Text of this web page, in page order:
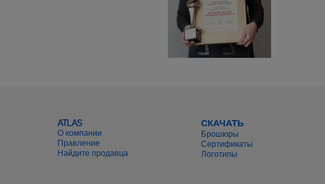
ATLAS
О компании
Правление
Найдите продавца
СКАЧАТЬ
Брошюры
Сертификаты
Логотипы